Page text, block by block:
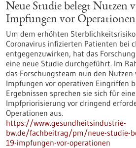
Neue Studie belegt Nutzen
Impfungen vor Operationen
Um dem erhöhten
Coronavirus infizierten Patienten bei
entgegenzuwirken, hat das
eine neue Studie durchgeführt. Im
das Forschungsteam nun den Nutzen
Impfungen vor operativen Eingriffen
Ergebnissen sprechen sie sich für eine
Impfpriorisierung vor dringend
Operationen aus.
https://www.gesundheitsindustrie-
bw.de/fachbeitrag/pm/neue-studie-
19-impfungen-vor-operationen